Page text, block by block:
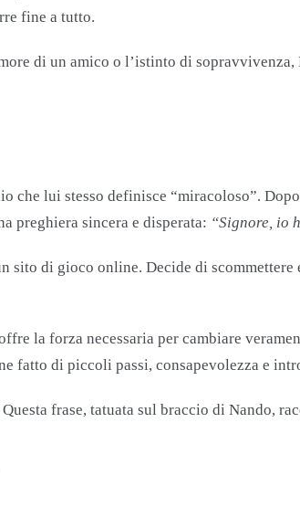
fine a tutto.
di un amico o l’istinto di
lui stesso definisce “miracoloso”.
preghiera sincera e disperata: “Signore, io
di gioco online. Decide di
la forza necessaria per cambiare
fatto di piccoli passi, consapevolezza e
frase, tatuata sul braccio di Nando,